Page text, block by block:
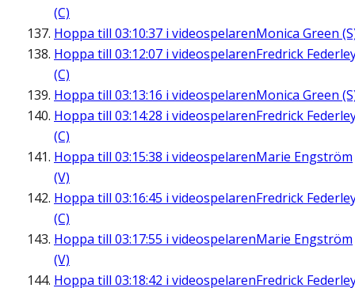
(C)
Hoppa till 03:10:37 i videospelarenMonica Green
Hoppa till 03:12:07 i videospelarenFredrick
(C)
Hoppa till 03:13:16 i videospelarenMonica Green
Hoppa till 03:14:28 i videospelarenFredrick
(C)
Hoppa till 03:15:38 i videospelarenMarie Engström
(V)
Hoppa till 03:16:45 i videospelarenFredrick
(C)
Hoppa till 03:17:55 i videospelarenMarie Engström
(V)
Hoppa till 03:18:42 i videospelarenFredrick